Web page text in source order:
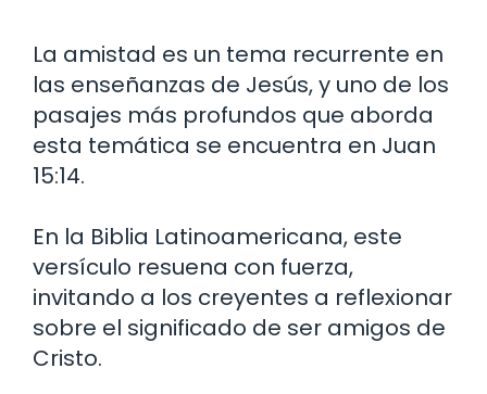
La amistad es un tema recurrente en
las enseñanzas de Jesús, y uno de los
pasajes más profundos que aborda
esta temática se encuentra en Juan
15:14.
En la Biblia Latinoamericana, este
versículo resuena con fuerza,
invitando a los creyentes a reflexionar
sobre el significado de ser amigos de
Cristo.